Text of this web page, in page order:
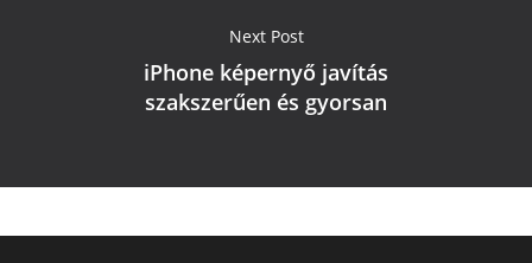
Next Post
iPhone képernyő javítás
szakszerűen és gyorsan